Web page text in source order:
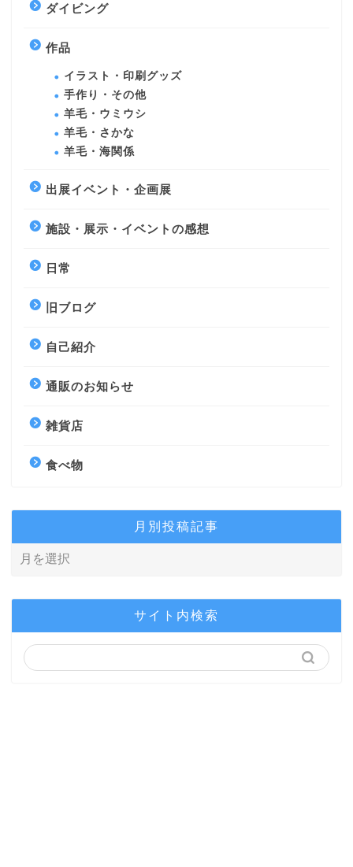
ダイビング
作品
イラスト・印刷グッズ
手作り・その他
羊毛・ウミウシ
羊毛・さかな
羊毛・海関係
出展イベント・企画展
施設・展示・イベントの感想
日常
旧ブログ
自己紹介
通販のお知らせ
雑貨店
食べ物
月別投稿記事
サイト内検索